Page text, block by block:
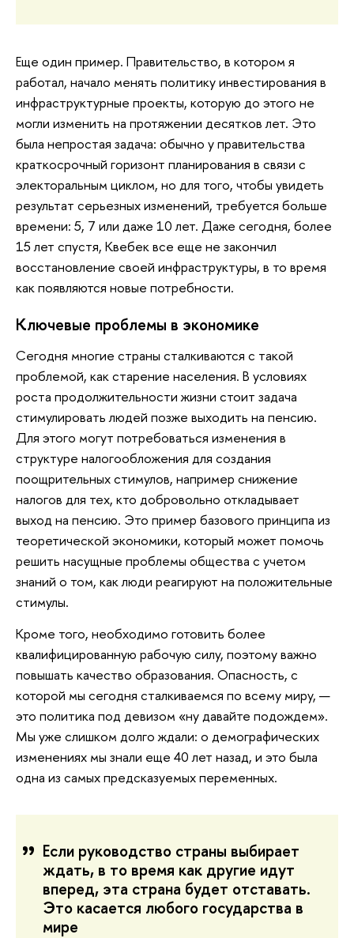
Еще один пример. Правительство, в котором я
работал, начало менять политику инвестирования в
инфраструктурные проекты, которую до этого не
могли изменить на протяжении десятков лет. Это
была непростая задача: обычно у правительства
краткосрочный горизонт планирования в связи с
электоральным циклом, но для того, чтобы увидеть
результат серьезных изменений, требуется больше
времени: 5, 7 или даже 10 лет. Даже сегодня, более
15 лет спустя, Квебек все еще не закончил
восстановление своей инфраструктуры, в то время
как появляются новые потребности.
Ключевые проблемы в экономике
Сегодня многие страны сталкиваются с такой
проблемой, как старение населения. В условиях
роста продолжительности жизни стоит задача
стимулировать людей позже выходить на пенсию.
Для этого могут потребоваться изменения в
структуре налогообложения для создания
поощрительных стимулов, например снижение
налогов для тех, кто добровольно откладывает
выход на пенсию. Это пример базового принципа из
теоретической экономики, который может помочь
решить насущные проблемы общества с учетом
знаний о том, как люди реагируют на положительные
стимулы.
Кроме того, необходимо готовить более
квалифицированную рабочую силу, поэтому важно
повышать качество образования. Опасность, с
которой мы сегодня сталкиваемся по всему миру, —
это политика под девизом «ну давайте подождем».
Мы уже слишком долго ждали: о демографических
изменениях мы знали еще 40 лет назад, и это была
одна из самых предсказуемых переменных.
Если руководство страны выбирает
ждать, в то время как другие идут
вперед, эта страна будет отставать.
Это касается любого государства в
мире